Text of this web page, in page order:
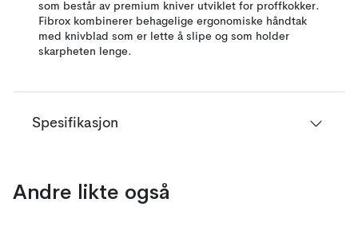
som består av premium kniver utviklet for proffkokker.
Fibrox kombinerer behagelige ergonomiske håndtak
med knivblad som er lette å slipe og som holder
skarpheten lenge.
Spesifikasjon
Andre likte også